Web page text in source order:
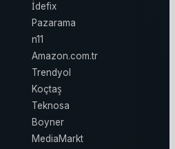
İdefix
Pazarama
n11
Amazon.com.tr
Trendyol
Koçtaş
Teknosa
Boyner
MediaMarkt